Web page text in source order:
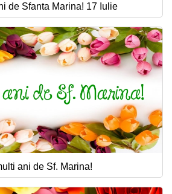
de Sfanta Marina! 17 Iulie
ani de Sf. Marina!